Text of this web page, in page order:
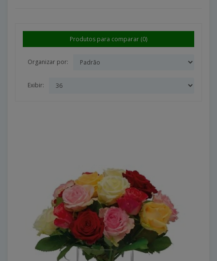
Produtos para comparar (0)
Organizar por:
Exibir: